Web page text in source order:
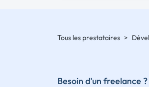
Tous les prestataires >
Besoin d'un freelance ?